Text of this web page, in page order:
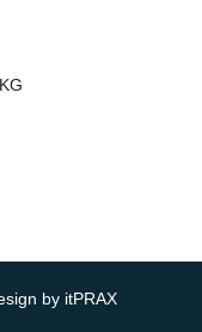
by itPRAX